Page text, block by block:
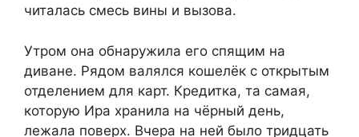
читалась смесь вины и вызова.
Утром она обнаружила его спящим на
диване. Рядом валялся кошелёк с открытым
отделением для карт. Кредитка, та самая,
которую Ира хранила на чёрный день,
лежала поверх. Вчера на ней было тридцать